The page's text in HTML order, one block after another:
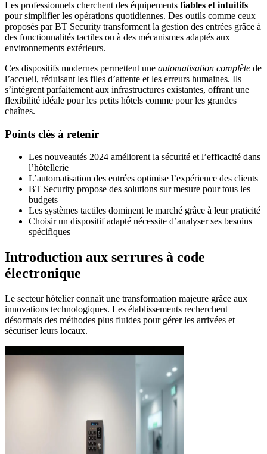
Les professionnels cherchent des équipements fiables et intuitifs
pour simplifier les opérations quotidiennes. Des outils comme ceux
proposés par BT Security transforment la gestion des entrées grâce à
des fonctionnalités tactiles ou à des mécanismes adaptés aux
environnements extérieurs.
Ces dispositifs modernes permettent une automatisation complète de
l’accueil, réduisant les files d’attente et les erreurs humaines. Ils
s’intègrent parfaitement aux infrastructures existantes, offrant une
flexibilité idéale pour les petits hôtels comme pour les grandes
chaînes.
Points clés à retenir
Les nouveautés 2024 améliorent la sécurité et l’efficacité dans
l’hôtellerie
L’automatisation des entrées optimise l’expérience des clients
BT Security propose des solutions sur mesure pour tous les
budgets
Les systèmes tactiles dominent le marché grâce à leur praticité
Choisir un dispositif adapté nécessite d’analyser ses besoins
spécifiques
Introduction aux serrures à code
électronique
Le secteur hôtelier connaît une transformation majeure grâce aux
innovations technologiques. Les établissements recherchent
désormais des méthodes plus fluides pour gérer les arrivées et
sécuriser leurs locaux.